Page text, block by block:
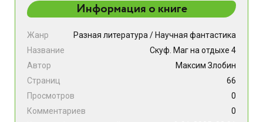
Информация о книге
Жанр Разная литература / Научная фантастика
Название
Скуф. Маг на отдыхе 4
Автор
Максим Злобин
Страниц
66
Просмотров
0
Комментариев
0